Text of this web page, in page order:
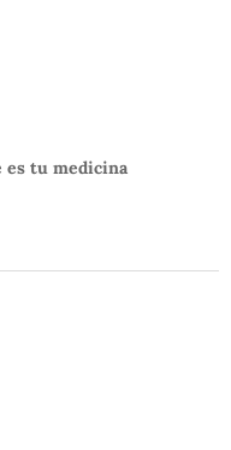
es tu medicina